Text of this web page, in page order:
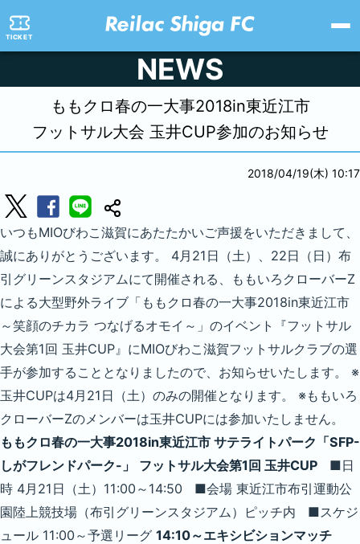
TICKET
NEWS
ももクロ春の一大事2018in東近江市
フットサル大会 玉井CUP参加のお知らせ
2018/04/19(木) 10:17
いつもMIOびわこ滋賀にあたたかいご声援をいただきまして、
誠にありがとうございます。 4月21日（土）、22日（日）布
引グリーンスタジアムにて開催される、ももいろクローバーZ
による大型野外ライブ「ももクロ春の一大事2018in東近江市
～笑顔のチカラ つなげるオモイ～」のイベント『フットサル
大会第1回 玉井CUP』にMIOびわこ滋賀フットサルクラブの選
手が参加することとなりましたので、お知らせいたします。 ※
玉井CUPは4月21日（土）のみの開催となります。 ※ももいろ
クローバーZのメンバーは玉井CUPには参加いたしません。
ももクロ春の一大事2018in東近江市 サテライトパーク「SFP-
しがフレンドパーク-」
フットサル大会第1回 玉井CUP ■日
時 4月21日（土）11:00～14:50 ■会場 東近江市布引運動公
園陸上競技場（布引グリーンスタジアム）ピッチ内 ■スケジ
ュール 11:00～予選リーグ 14:10～エキシビションマッチ